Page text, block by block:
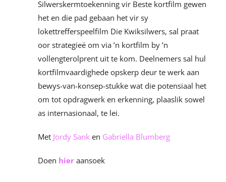
Silwerskermtoekenning vir Beste kortfilm gewen
het en die pad gebaan het vir sy
lokettrefferspeelfilm Die Kwiksilwers, sal praat
oor strategieë om via ’n kortfilm by ’n
vollengterolprent uit te kom. Deelnemers sal hul
kortfilmvaardighede opskerp deur te werk aan
bewys-van-konsep-stukke wat die potensiaal het
om tot opdragwerk en erkenning, plaaslik sowel
as internasionaal, te lei.
Met Jordy Sanken Gabriella Blumberg
Doen hieraansoek